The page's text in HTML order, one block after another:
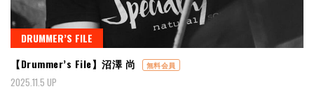
DRUMMER’S FILE
【Drummer’s File】沼澤 尚
無料会員
2025.11.5 UP